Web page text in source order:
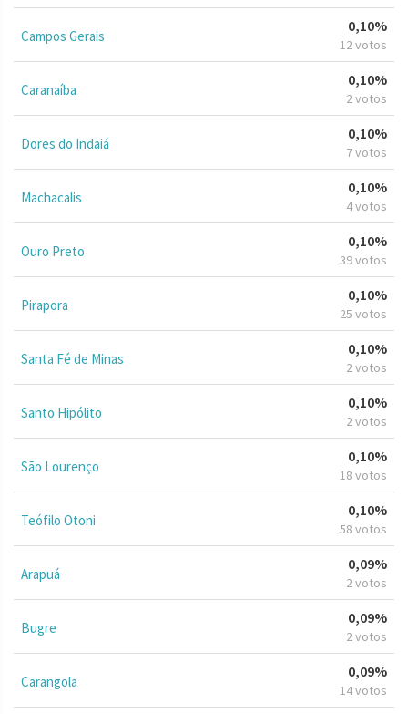
Campos Gerais
0,10%
12 votos
Caranaíba
0,10%
2 votos
Dores do Indaiá
0,10%
7 votos
Machacalis
0,10%
4 votos
Ouro Preto
0,10%
39 votos
Pirapora
0,10%
25 votos
Santa Fé de Minas
0,10%
2 votos
Santo Hipólito
0,10%
2 votos
São Lourenço
0,10%
18 votos
Teófilo Otoni
0,10%
58 votos
Arapuá
0,09%
2 votos
Bugre
0,09%
2 votos
Carangola
0,09%
14 votos